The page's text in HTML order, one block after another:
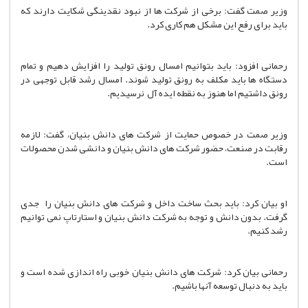
وزیر صمت گفت: برخی از شرکت ها از نبود نقدینگی شکایت دارند که
باید برای رفع این مشکل هم کاری کرد.
رحمانی افزود: باید بتوانیم امسال رونق تولید را افزایش دهیم و تمام
دستگاه ها باید مکلف به رونق تولید شوند. امسال رشد قابل توجهی در
رونق داشتیم اما هنوز به نقطه ایده آل نرسیدیم.
وزیر صمت در خصوص حمایت از شرکت های دانش بنیان، گفت: لازمه
رقابت در صنعت، حضور شرکت های دانش بنیان و دانشی شدن محصولات
است.
او بیان کرد: باید بحث ساخت داخل و شرکت های دانش بنیان را جدی
گرفت. بدون دانش و توجه به شرکت دانش بنیان و استارتاپ نمی توانیم
رشد کنیم.
رحمانی بیان کرد: شرکت های دانش بنیان خوبی راه اندازی شده است و
باید به دنبال توسعه آنها باشیم.